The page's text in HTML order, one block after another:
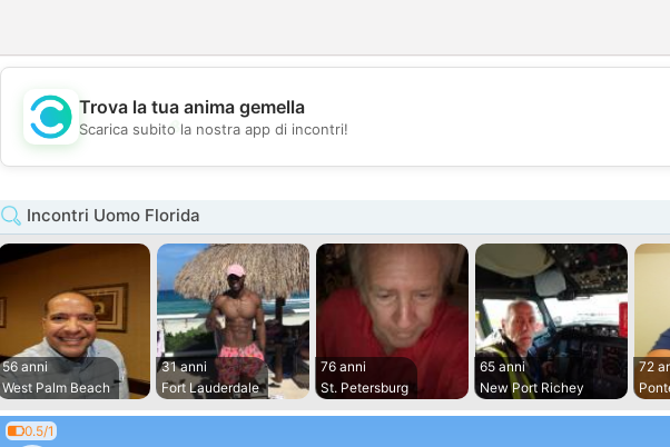
💖
💕
Trova la tua anima gemella
Scarica subito la nostra app di incontri!
Incontri Uomo Florida
56 anni
West Palm Beach
31 anni
Fort Lauderdale
76 anni
St. Petersburg
65 anni
New Port Richey
72
0.5/1